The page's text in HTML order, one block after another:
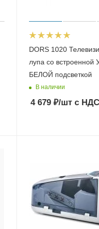
DORS 1020
лупа со встроенной
БЕЛОЙ подсветкой
В наличии
4 679 ₽/шт с НДС